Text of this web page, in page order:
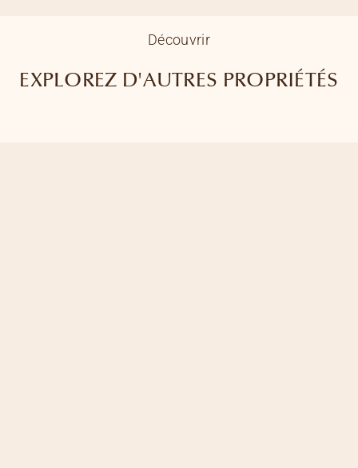
Découvrir
EXPLOREZ D'AUTRES PROPRIÉTÉS